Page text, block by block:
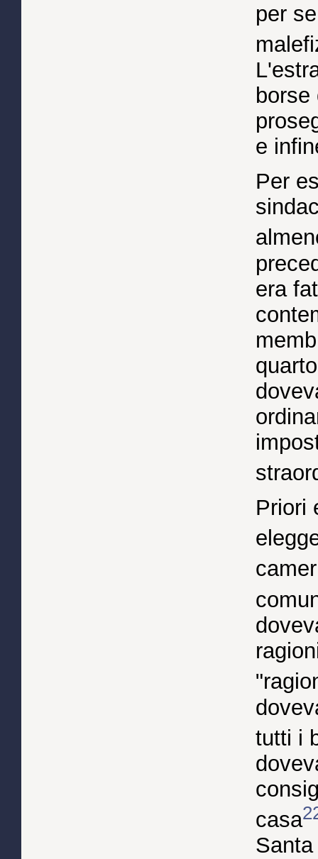
per
e
Per
era
Priori
tutti i
casa